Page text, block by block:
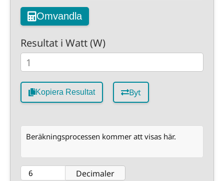
Omvandla
Resultat i Watt (W)
Kopiera Resultat Byt
Beräkningsprocessen kommer att visas här.
Decimaler